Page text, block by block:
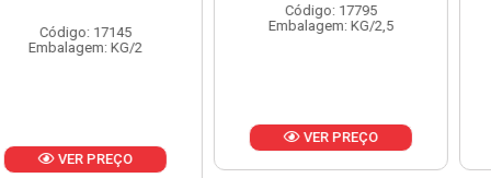
Embalagem: KG/2,5
Código: 18433
Embalagem: KG/2,25
VER PREÇO